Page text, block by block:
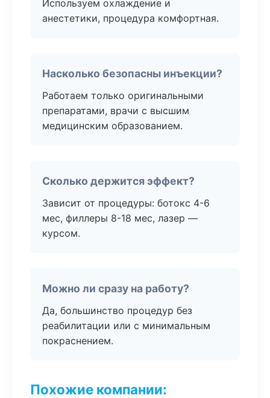
Используем охлаждение и
анестетики, процедура комфортная.
Насколько безопасны инъекции?
Работаем только оригинальными
препаратами, врачи с высшим
медицинским образованием.
Сколько держится эффект?
Зависит от процедуры: ботокс 4-6
мес, филлеры 8-18 мес, лазер —
курсом.
Можно ли сразу на работу?
Да, большинство процедур без
реабилитации или с минимальным
покраснением.
Похожие компании: